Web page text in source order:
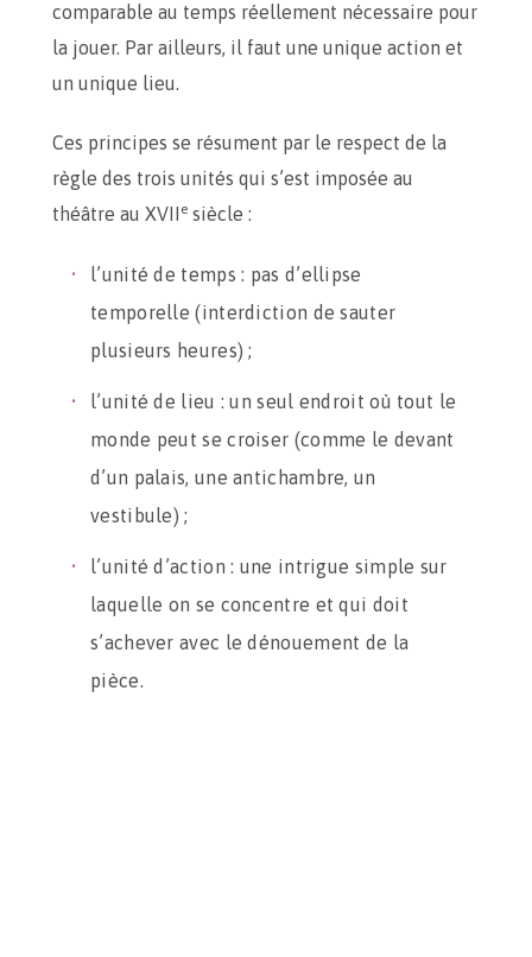
comparable au temps réellement nécessaire pour
la jouer. Par ailleurs, il faut une unique action et
un unique lieu.
Ces principes se résument par le respect de la
règle des trois unités qui s’est imposée au
théâtre au XVII e siècle :
l’unité de temps : pas d’ellipse
temporelle (interdiction de sauter
plusieurs heures) ;
l’unité de lieu : un seul endroit où tout le
monde peut se croiser (comme le devant
d’un palais, une antichambre, un
vestibule) ;
l’unité d’action : une intrigue simple sur
laquelle on se concentre et qui doit
s’achever avec le dénouement de la
pièce.